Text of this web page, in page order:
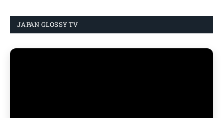
JAPAN GLOSSY TV